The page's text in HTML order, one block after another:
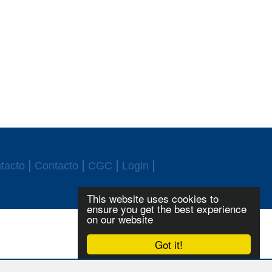
Got it!
This website uses cookies to
ensure you get the best experience
on our website
Contacto CGC Login